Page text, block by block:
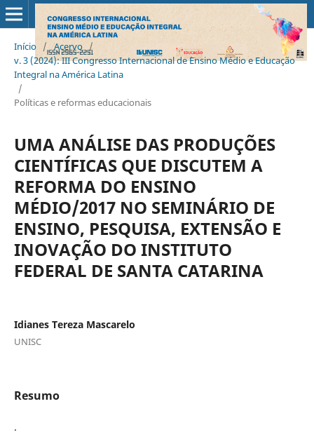
Início / Acervo /
v. 3 (2024): III Congresso Internacional de Ensino Médio e Educação
Integral na América Latina
/
Políticas e reformas educacionais
UMA ANÁLISE DAS PRODUÇÕES
CIENTÍFICAS QUE DISCUTEM A
REFORMA DO ENSINO
MÉDIO/2017 NO SEMINÁRIO DE
ENSINO, PESQUISA, EXTENSÃO E
INOVAÇÃO DO INSTITUTO
FEDERAL DE SANTA CATARINA
Idianes Tereza Mascarelo
UNISC
Resumo
.